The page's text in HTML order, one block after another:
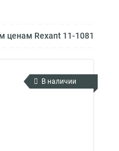
ценам Rexant 11-1081
В наличии